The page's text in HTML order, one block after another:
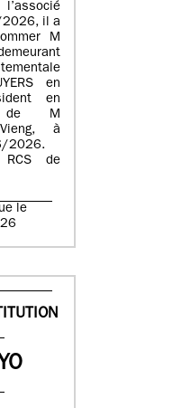
il a
M
en
en
de M
à
2026.
RCS de
le